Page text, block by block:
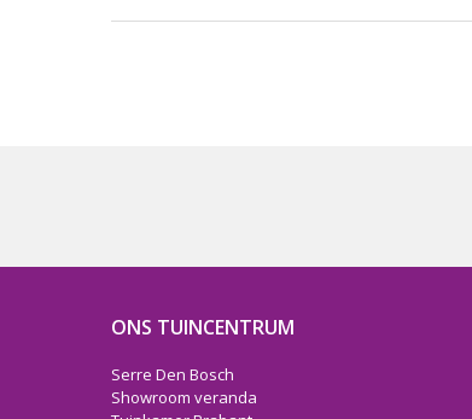
ONS TUINCENTRUM
Serre Den Bosch
Showroom veranda